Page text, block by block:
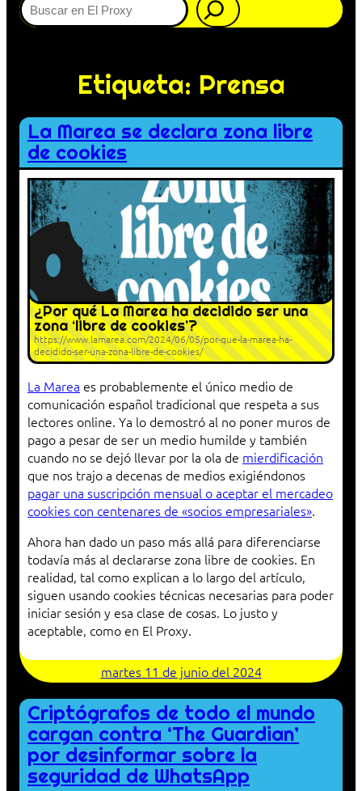
Etiqueta: Prensa
La Marea se declara zona libre
de cookies
¿Por qué La Marea ha decidido ser una
zona ‘libre de cookies’?
https://www.lamarea.com/2024/06/05/por-que-la-marea-ha-
decidido-ser-una-zona-libre-de-cookies/
La Marea es probablemente el único medio de
comunicación español tradicional que respeta a sus
lectores online. Ya lo demostró al no poner muros de
pago a pesar de ser un medio humilde y también
cuando no se dejó llevar por la ola de mierdificación
que nos trajo a decenas de medios exigiéndonos
pagar una suscripción mensual o aceptar el mercadeo
cookies con centenares de «socios empresariales».
Ahora han dado un paso más allá para diferenciarse
todavía más al declararse zona libre de cookies. En
realidad, tal como explican a lo largo del artículo,
siguen usando cookies técnicas necesarias para poder
iniciar sesión y esa clase de cosas. Lo justo y
aceptable, como en El Proxy.
martes 11 de junio del 2024
Criptógrafos de todo el mundo
cargan contra ‘The Guardian’
por desinformar sobre la
seguridad de WhatsApp